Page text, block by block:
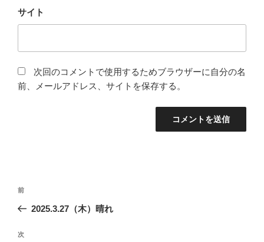
サイト
次回のコメントで使用するためブラウザーに自分の名
前、メールアドレス、サイトを保存する。
投
ビ
前
の
稿
前
2025.3.27（木）晴れ
次
次